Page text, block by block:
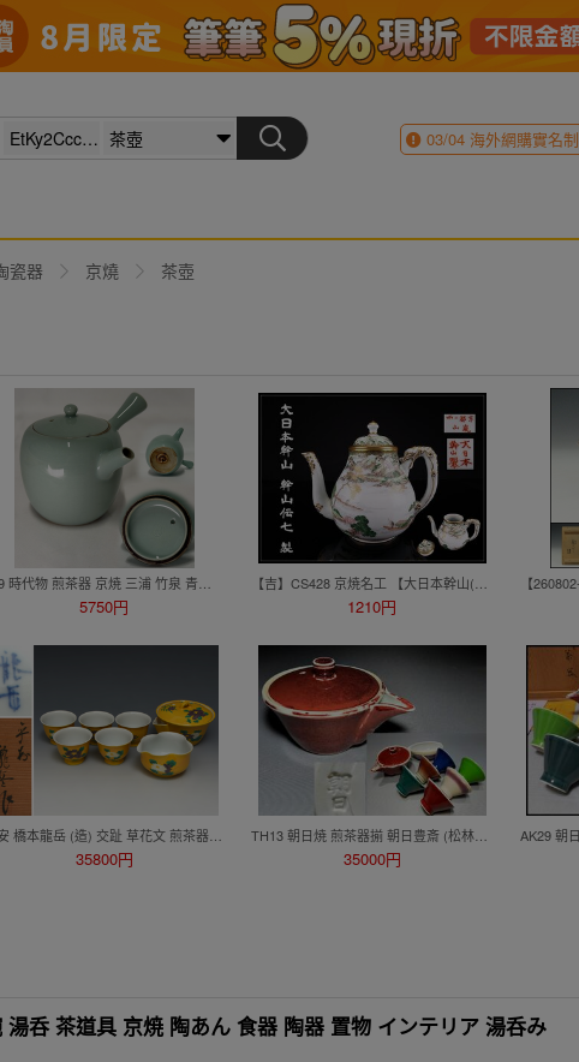
03/04海外網購實名制
瓷器 京燒 茶壺
5750円 1210円
35800円 35000円
呑 茶道具 京焼 陶あん 食器 陶器 置物 インテリア 湯呑み